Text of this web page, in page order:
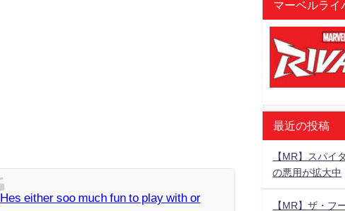
Hes either soo much fun to play with or
マーベルライ
最近の投稿
【MR】スパイ
の悪用が拡大中
【MR】ザ・フ